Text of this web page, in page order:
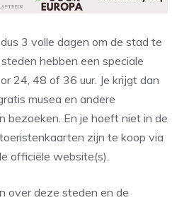
3 volle dagen om de stad te
hebben een speciale
24, 48 of 36 uur. Je krijgt dan
musea en andere
bezoeken. En je hoeft niet in de
zijn te koop via
officiële website(s).
over deze steden en de